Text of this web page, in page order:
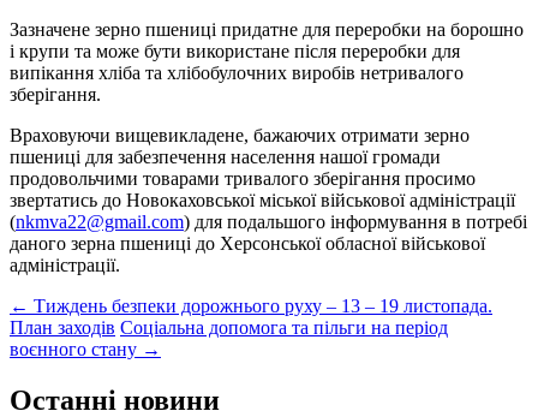
Зазначене зерно пшениці придатне для переробки на борошно
і крупи та може бути використане після переробки для
випікання хліба та хлібобулочних виробів нетривалого
зберігання.
Враховуючи вищевикладене, бажаючих отримати зерно
пшениці для забезпечення населення нашої громади
продовольчими товарами тривалого зберігання просимо
звертатись до Новокаховської міської військової адміністрації
(nkmva22@gmail.com) для подальшого інформування в потребі
даного зерна пшениці до Херсонської обласної військової
адміністрації.
Post
navigation
← Тиждень безпеки дорожнього руху – 13 – 19 листопада.
План заходів Соціальна допомога та пільги на період
воєнного стану →
Останні новини